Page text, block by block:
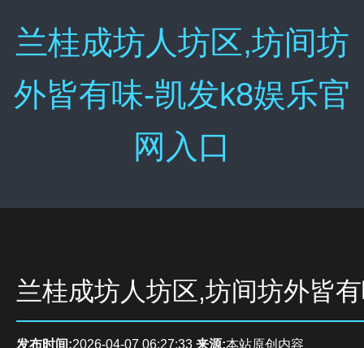
兰桂成坊人坊区,坊间坊
外皆有味-凯发k8娱乐官
网入口
兰桂成坊人坊区,坊间坊外皆
发布时间:2026-04-07 06:27:33 来源:本站原创内容